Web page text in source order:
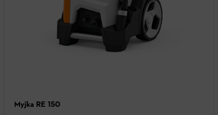
Myjka RE 150